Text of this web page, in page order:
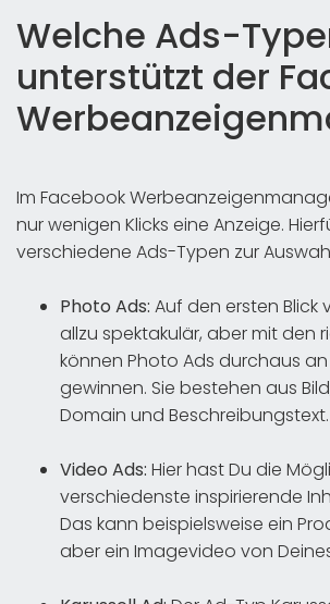
Welche Ads-
unterstützt der
Im Facebook
nur wenigen Klicks eine Anzeige.
verschiedene Ads-Typen zur
Photo Ads: Auf den ersten Blick
allzu spektakulär, aber mit den
können Photo Ads durchaus
gewinnen. Sie bestehen aus
Domain und Beschreibungstext.
Video Ads: Hier hast Du die
verschiedenste inspirierende
Das kann beispielsweise ein
aber ein Imagevideo von